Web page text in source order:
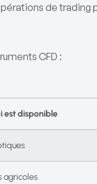
de trading
CFD :
est disponible
agricoles